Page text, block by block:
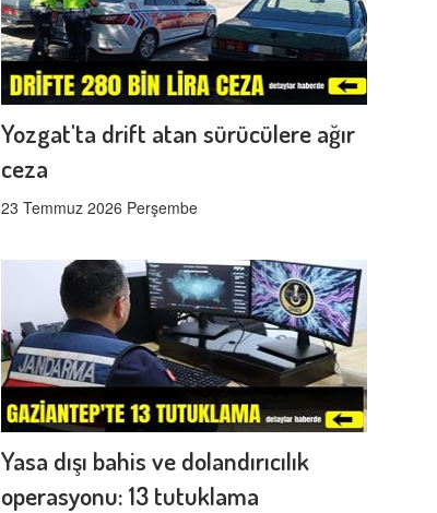
Yozgat'ta drift atan sürücülere ağır
ceza
23 Temmuz 2026 Perşembe
Yasa dışı bahis ve dolandırıcılık
operasyonu: 13 tutuklama